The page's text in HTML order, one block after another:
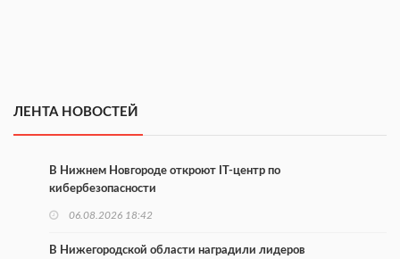
ЛЕНТА НОВОСТЕЙ
В Нижнем Новгороде откроют IT-центр по
кибербезопасности
06.08.2026 18:42
В Нижегородской области наградили лидеров